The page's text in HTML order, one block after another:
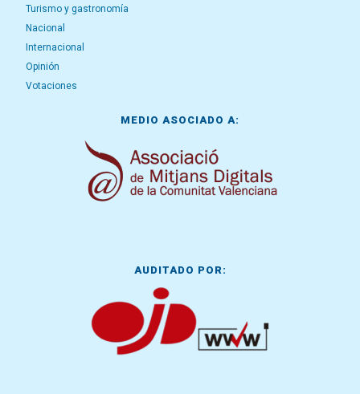
Turismo y gastronomía
Nacional
Internacional
Opinión
Votaciones
MEDIO ASOCIADO A:
AUDITADO POR: